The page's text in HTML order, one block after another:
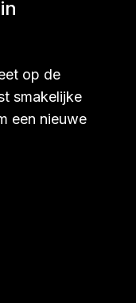
op de
smakelijke
een nieuwe